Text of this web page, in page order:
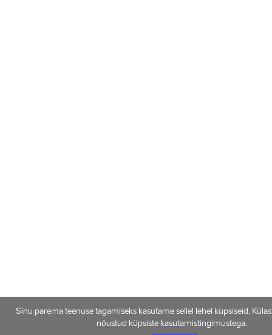
Sinu parema teenuse tagamiseks kasutame sellel lehel küpsiseid.
nõustud küpsiste kasutamistingimustega.